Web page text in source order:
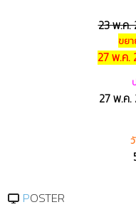
23 พ.ค.
ขย
27 พ.ค.
27 พ.ค.
POSTER